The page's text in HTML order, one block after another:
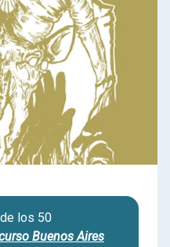
los 50
Buenos Aires